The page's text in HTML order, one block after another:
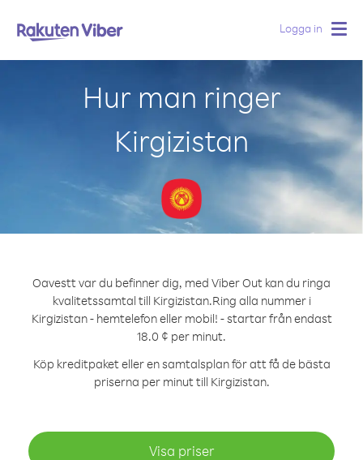
Logga in
Hur man ringer
Kirgizistan
Oavestt var du befinner dig, med Viber Out kan du ringa
kvalitetssamtal till Kirgizistan.Ring alla nummer i
Kirgizistan - hemtelefon eller mobil! - startar från endast
18.0 ¢ per minut.
Köp kreditpaket eller en samtalsplan för att få de bästa
priserna per minut till Kirgizistan.
Visa priser